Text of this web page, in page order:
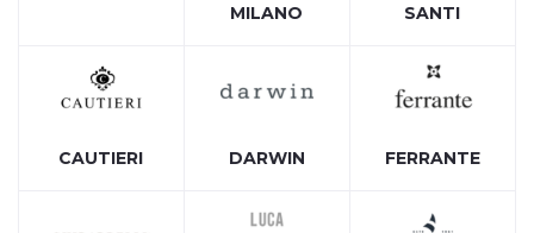
MILANO
SANTI
CAUTIERI DARWIN FERRANTE